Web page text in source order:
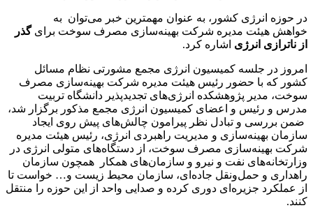
در حوزه انرژی کشور، به عنوان مهمترین خبر می‌توان به
خواهش هیئت مدیره شرکت بهینه‌سازی مصرف سوخت برایگذر
از ناترازی‌ انرژی اشاره کرد.
امروز در جلسه‌ کمیسیون انرژی مجمع مشورتی نظام مسائل
کشور که با حضور رئیس هیئت مدیره شرکت بهینه‌سازی مصرف
سوخت، مدیر پژوهشکده انرژی‌های تجدیدپذیر دانشگاه تربیت
مدرس و رئیس و اعضای کمیسیون انرژی مجمع مذکور برگزار شد،
ضمن بررسی و تبادل نظر پیرامون چالش‌های پیش روی ایجاد
سازمان بهینه‌سازی و مدیریت راهبردی انرژی، رئیس هیئت مدیره
شرکت بهینه‌سازی مصرف سوخت، از دستگاه‌های متولی انرژی در
وزارتخانه‌های نفت و نیرو و سازمان‌های همکار همچون سازمان
راهداری و حمل‌ونقل جاده‌ای، سازمان محیط زیست و… خواست تا
از عملکرد جزیره‌ای دوری کرده و صدایی واحد از این حوزه را منتقل
کنند.